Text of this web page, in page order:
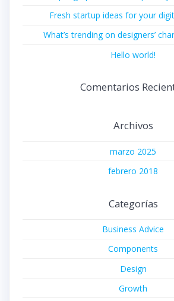
Fresh startup ideas for your
What’s trending on designers’
Hello world!
Comentarios
Archivos
marzo 2025
febrero 2018
Categorías
Business Advice
Components
Design
Growth